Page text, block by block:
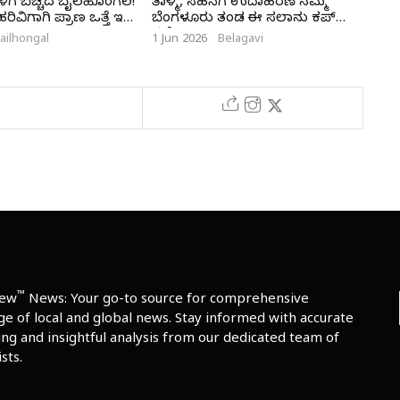
ಬೆಚ್ಚಿದ ಬೈಲಹೊಂಗಲ!
ಪ್ರಾಣ ಒತ್ತೆ ಇಟ್ಟ
ತಾಳ್ಮೆ, ಸಹನೆಗೆ ಉದಾಹರಣೆ ನಮ್ಮ
ಬೆಂಗಳೂರು ತಂಡ ಈ ಸಲಾನು ಕಪ್
ನಮ್ದೆ
1 Jun 2026 Belagavi
™ News: Your go-to source for comprehensive
of local and global news. Stay informed with accurate
and insightful analysis from our dedicated team of